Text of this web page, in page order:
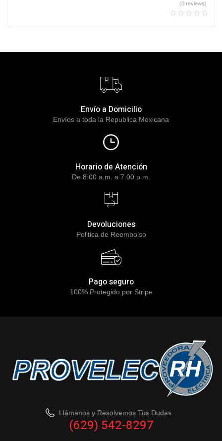
(0 reviews)
Envío a Domicilio
Envíos a toda la Republica Mexicana
Horario de Atención
De 8:00 a.m. a 7:00 p.m.
Devoluciones
Politica de Reembolso
Pago seguro
100% Protegido por Stripe
Llámanos y Resolvemos Tus Dudas
(629) 542-8297